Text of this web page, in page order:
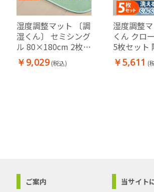
湿度調整マット 〔調
湿くん〕 セミシング
ル 80×180cm 2枚セ
ット 除湿シート 除
湿マット 洗える
￥9,029 (税込)
湿度調整
くん クロ
5枚セット
ト 吸湿シ
ハンガー
￥5,611 (
ご案内
当サイト